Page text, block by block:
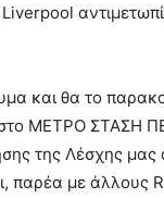
και θα το
στο ΜΕΤΡΟ ΣΤΑΣΗ
της Λέσχης
παρέα με άλλους